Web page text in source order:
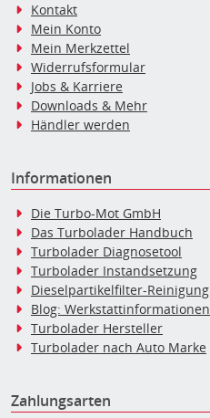
Kontakt
Mein Konto
Mein Merkzettel
Widerrufsformular
Jobs & Karriere
Downloads & Mehr
Händler werden
Informationen
Die Turbo-Mot GmbH
Das Turbolader Handbuch
Turbolader Diagnosetool
Turbolader Instandsetzung
Dieselpartikelfilter-Reinigung
Blog: Werkstattinformationen
Turbolader Hersteller
Turbolader nach Auto Marke
Zahlungsarten